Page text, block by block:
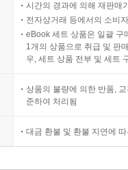
시간의 경과에 의해 재판매
전자상거래 등에서의 소비
eBook 세트 상품은 일괄 구
1개의 상품으로 취급 및 판
우, 세트 상품 전부 및 세트
상품의 불량에 의한 반품,
준하여 처리됨
대금 환불 및 환불 지연에